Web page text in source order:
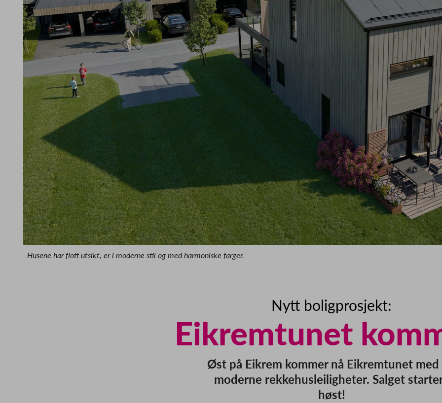
Husene har flott utsikt, er i moderne stil og med harmoniske farger.
Nytt boligprosjekt:
Eikremtunet
Øst på Eikrem kommer nå Eikremtunet
moderne rekkehusleiligheter. Salget
høst!